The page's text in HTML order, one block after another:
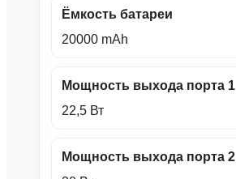
Ёмкость батареи
20000 mAh
Мощность выхода порта 1
22,5 Вт
Мощность выхода порта 2